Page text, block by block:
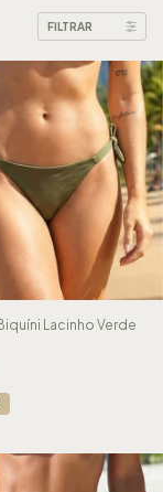
FILTRAR
Lacinho Verde